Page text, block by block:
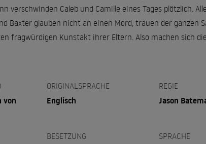
verschwinden Caleb und Camille eines Tages plötzlich.
Baxter glauben nicht an einen Mord, trauen der ganzen
fragwürdigen Kunstakt ihrer Eltern. Also machen sich
von
ORIGINALSPRACHE
Englisch
REGIE
Jason
BESETZUNG SPRACHE